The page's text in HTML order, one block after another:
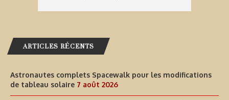
ARTICLES RÉCENTS
Astronautes complets Spacewalk pour les modifications
de tableau solaire 7 août 2026